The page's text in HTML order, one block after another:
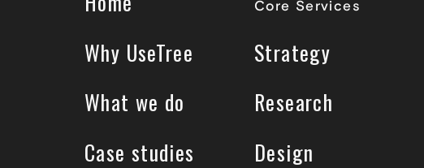
Why UseTree
What we do
Case studies
Core Services
Strategy
Research
Design